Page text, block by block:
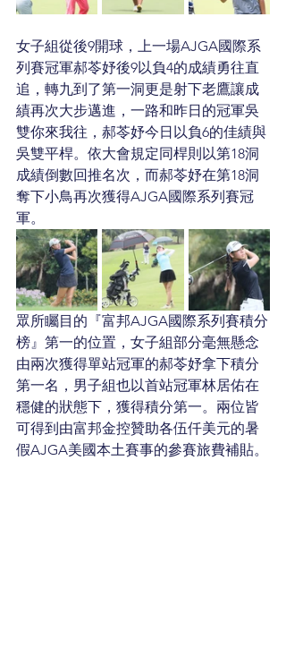
女子組從後9開球，上一場AJGA國際系
列賽冠軍郝苓妤後9以負4的成績勇往直
追，轉九到了第一洞更是射下老鷹讓成
績再次大步邁進，一路和昨日的冠軍吳
雙你來我往，郝苓妤今日以負6的佳績與
吳雙平桿。依大會規定同桿則以第18洞
成績倒數回推名次，而郝苓妤在第18洞
奪下小鳥再次獲得AJGA國際系列賽冠
軍。
眾所矚目的『富邦AJGA國際系列賽積分
榜』第一的位置，女子組部分毫無懸念
由兩次獲得單站冠軍的郝苓妤拿下積分
第一名，男子組也以首站冠軍林居佑在
穩健的狀態下，獲得積分第一。兩位皆
可得到由富邦金控贊助各伍仟美元的暑
假AJGA美國本土賽事的參賽旅費補貼。